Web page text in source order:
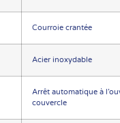
Courroie crantée
Acier inoxydable
Arrêt automatique à
couvercle